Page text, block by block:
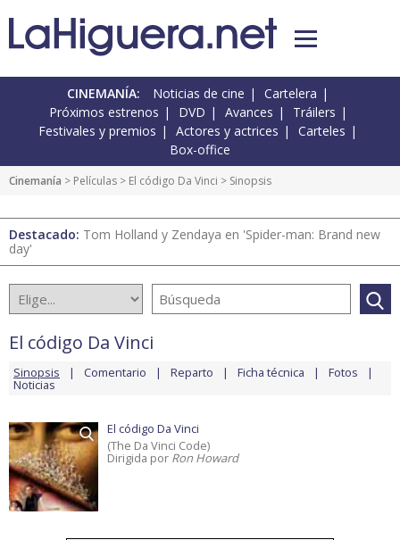
CINEMANÍA: Noticias de cine
Cartelera
Próximos estrenos
DVD Avances
Tráilers
Festivales y premios
Actores y actrices
Carteles
Box-office
Cinemanía > Películas > El código Da Vinci > Sinopsis
Destacado: Tom Holland y Zendaya en 'Spider-man: Brand new
day'
El código Da Vinci
Sinopsis Comentario Reparto Ficha técnica Fotos
Noticias
El código Da Vinci
(The Da Vinci Code)
Dirigida por Ron Howard